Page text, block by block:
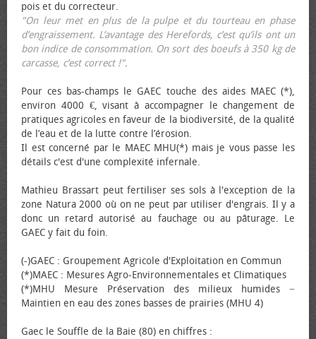
pois et du correcteur.
"On leur met en plus de la pulpe et du tourteau en phase
d’engraissement. L’avantage des Herefords, c’est qu’ils ont un
bon indice de consommation. On sort des bœufs à 350 kg de
carcasse, c’est correct !".
Pour ces bas-champs le GAEC touche des aides MAEC (*),
environ 4000 €, visant à accompagner le changement de
pratiques agricoles en faveur de la biodiversité, de la qualité
de l’eau et de la lutte contre l’érosion.
Il est concerné par le MAEC MHU(*) mais je vous passe les
détails c'est d'une complexité infernale.
Mathieu Brassart peut fertiliser ses sols à l'exception de la
zone Natura 2000 où on ne peut par utiliser d'engrais. Il y a
donc un retard autorisé au fauchage ou au pâturage. Le
GAEC y fait du foin.
(-)GAEC : Groupement Agricole d'Exploitation en Commun
(*)MAEC : Mesures Agro-Environnementales et Climatiques
(*)MHU Mesure Préservation des milieux humides −
Maintien en eau des zones basses de prairies (MHU 4)
Gaec le Souffle de la Baie (80) en chiffres :